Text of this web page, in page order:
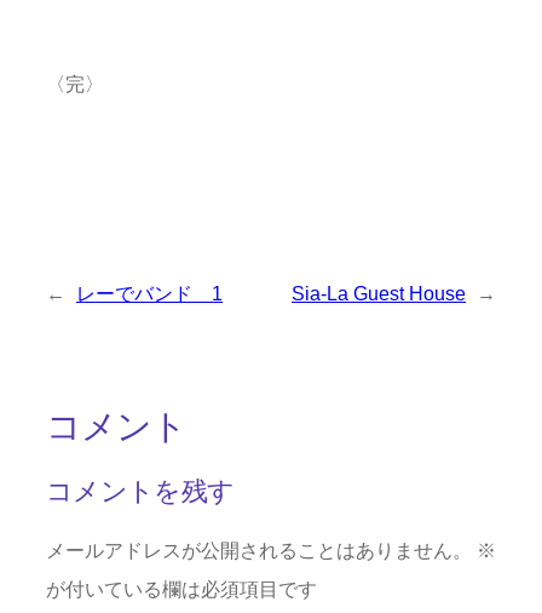
〈完〉
← レーでバンド 1 Sia-La Guest House →
コメント
コメントを残す
メールアドレスが公開されることはありません。
※
が付いている欄は必須項目です